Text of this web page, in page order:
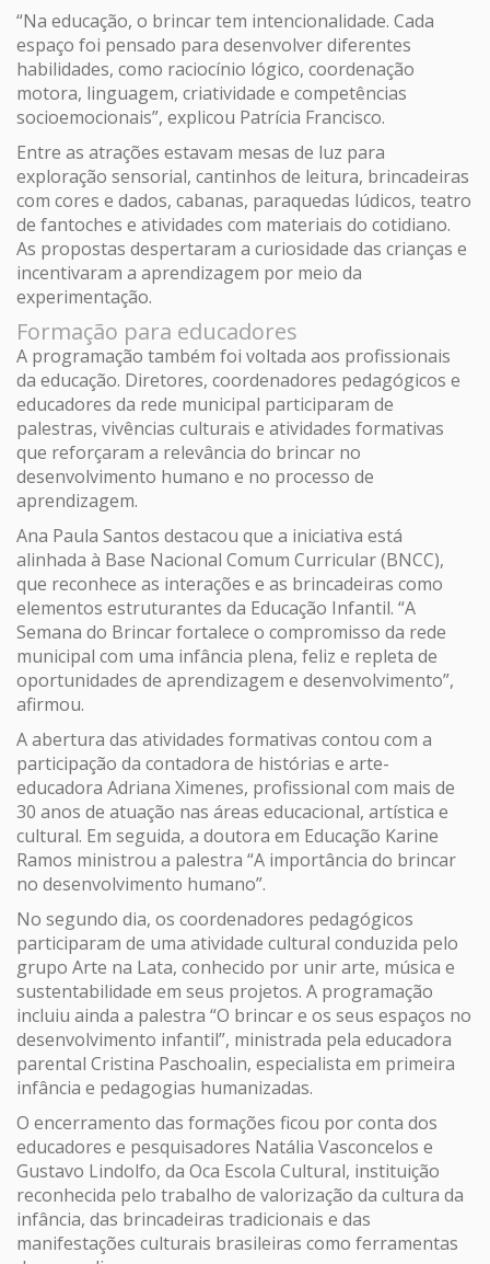
“Na educação, o brincar tem intencionalidade. Cada
espaço foi pensado para desenvolver diferentes
habilidades, como raciocínio lógico, coordenação
motora, linguagem, criatividade e competências
socioemocionais”, explicou Patrícia Francisco.
Entre as atrações estavam mesas de luz para
exploração sensorial, cantinhos de leitura, brincadeiras
com cores e dados, cabanas, paraquedas lúdicos, teatro
de fantoches e atividades com materiais do cotidiano.
As propostas despertaram a curiosidade das crianças e
incentivaram a aprendizagem por meio da
experimentação.
Formação para educadores
A programação também foi voltada aos profissionais
da educação. Diretores, coordenadores pedagógicos e
educadores da rede municipal participaram de
palestras, vivências culturais e atividades formativas
que reforçaram a relevância do brincar no
desenvolvimento humano e no processo de
aprendizagem.
Ana Paula Santos destacou que a iniciativa está
alinhada à Base Nacional Comum Curricular (BNCC),
que reconhece as interações e as brincadeiras como
elementos estruturantes da Educação Infantil. “A
Semana do Brincar fortalece o compromisso da rede
municipal com uma infância plena, feliz e repleta de
oportunidades de aprendizagem e desenvolvimento”,
afirmou.
A abertura das atividades formativas contou com a
participação da contadora de histórias e arte-
educadora Adriana Ximenes, profissional com mais de
30 anos de atuação nas áreas educacional, artística e
cultural. Em seguida, a doutora em Educação Karine
Ramos ministrou a palestra “A importância do brincar
no desenvolvimento humano”.
No segundo dia, os coordenadores pedagógicos
participaram de uma atividade cultural conduzida pelo
grupo Arte na Lata, conhecido por unir arte, música e
sustentabilidade em seus projetos. A programação
incluiu ainda a palestra “O brincar e os seus espaços no
desenvolvimento infantil”, ministrada pela educadora
parental Cristina Paschoalin, especialista em primeira
infância e pedagogias humanizadas.
O encerramento das formações ficou por conta dos
educadores e pesquisadores Natália Vasconcelos e
Gustavo Lindolfo, da Oca Escola Cultural, instituição
reconhecida pelo trabalho de valorização da cultura da
infância, das brincadeiras tradicionais e das
manifestações culturais brasileiras como ferramentas